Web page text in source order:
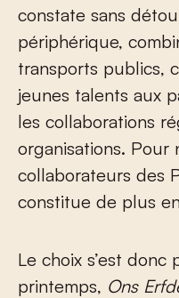
constate sans
périphérique,
transports publics,
jeunes talents aux
les collaborations
organisations. Pour
collaborateurs des
constitue de plus
Le choix s’est
printemps, Ons